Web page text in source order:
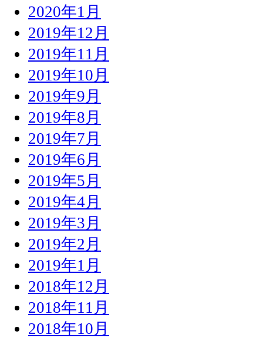
2020年1月
2019年12月
2019年11月
2019年10月
2019年9月
2019年8月
2019年7月
2019年6月
2019年5月
2019年4月
2019年3月
2019年2月
2019年1月
2018年12月
2018年11月
2018年10月